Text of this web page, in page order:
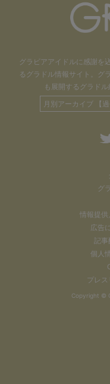
グラビアアイドルに感謝を
るグラドル情報サイト。
グ
も 展開するグラド
月別アーカイブ 【
グ
情報提供
広告
記事
個人
プレ
Copyright ©